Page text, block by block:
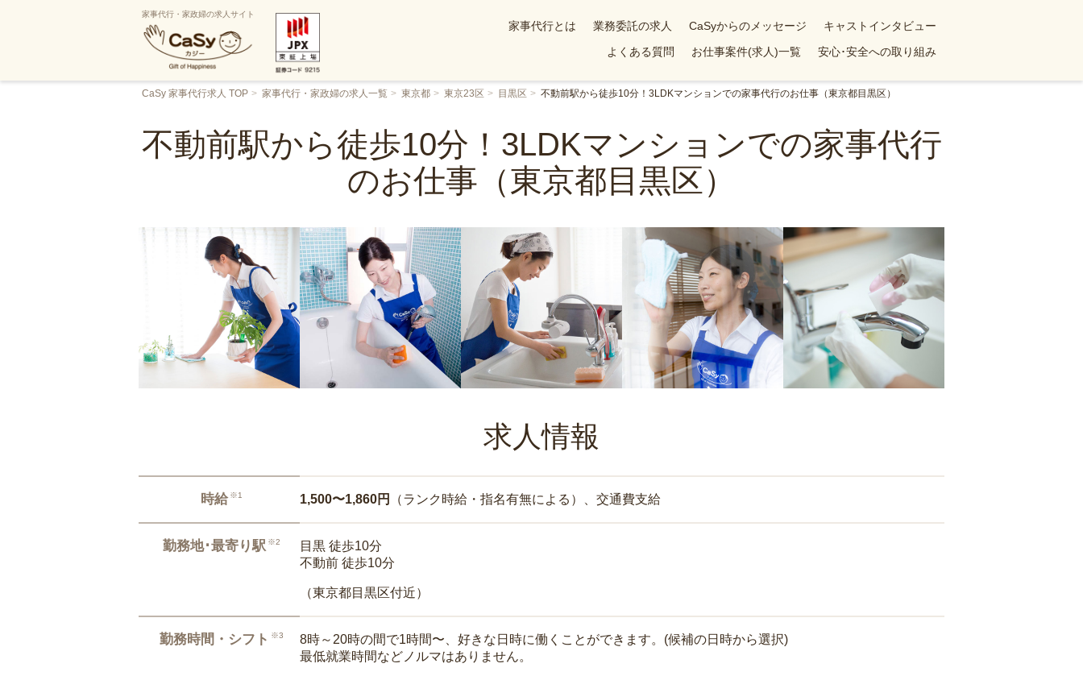
家事代行・家政婦の求人サイト
家事代行とは 業務委託の求人 CaSyからのメッセージ
キャストインタビュー
よくある質問
お仕事案件(求人)一覧 安心･安全への取り組み
CaSy 家事代行求人 TOP 家事代行・家政婦の求人一覧 東京都 東京23区 目黒区 不動前駅から徒歩10分！3LDKマンションでの家事代行のお仕事（東京都目黒区）
不動前駅から徒歩10分！3LDKマンションでの家事代行
のお仕事（東京都目黒区）
求人情報
時給 ※1 1,500〜1,860円 （ランク時給・指名有無による）、交通費支給
勤務地･最寄り駅 ※2
目黒 徒歩10分
不動前 徒歩10分
（東京都目黒区付近）
勤務時間・シフト ※3
8時～20時の間で1時間〜、好きな日時に働くことができます。(候補の日時から選択)
最低就業時間などノルマはありません。